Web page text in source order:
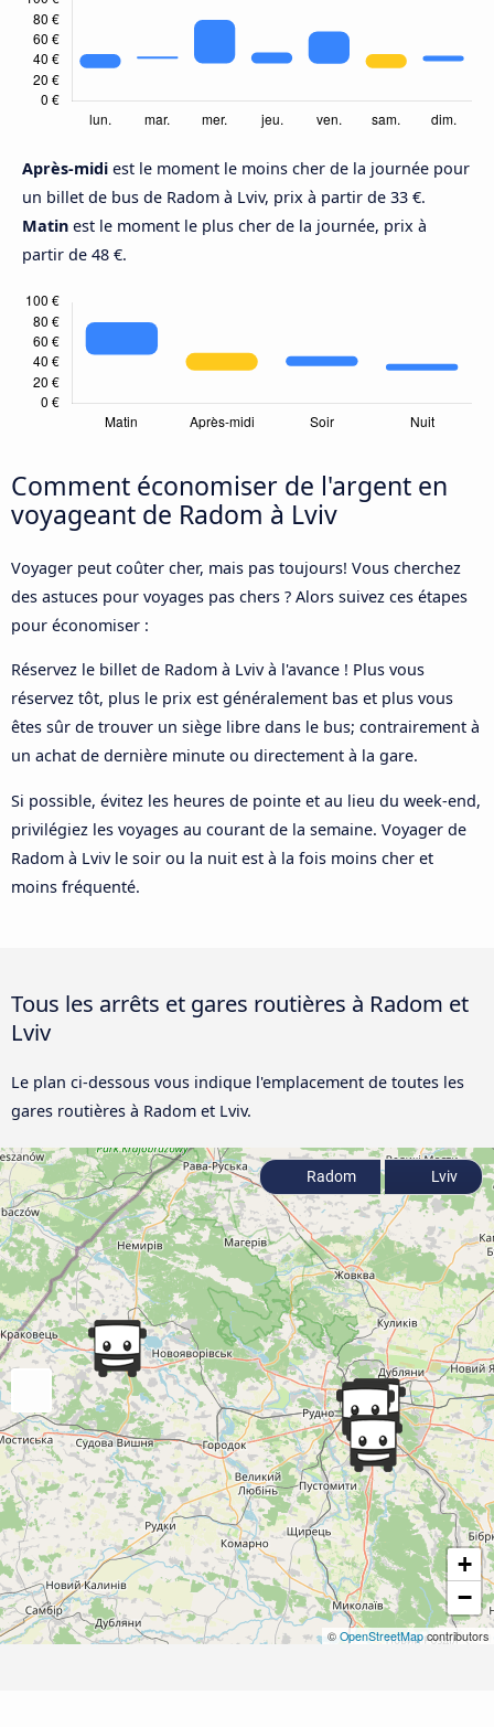
Après-midi est le moment le moins cher de la journée pour
un billet de bus de Radom à Lviv, prix à partir de 33 €.
Matin est le moment le plus cher de la journée, prix à
partir de 48 €.
Comment économiser de l'argent en
voyageant de Radom à Lviv
Voyager peut coûter cher, mais pas toujours! Vous cherchez
des astuces pour voyages pas chers ? Alors suivez ces étapes
pour économiser :
Réservez le billet de Radom à Lviv à l'avance ! Plus vous
réservez tôt, plus le prix est généralement bas et plus vous
êtes sûr de trouver un siège libre dans le bus; contrairement à
un achat de dernière minute ou directement à la gare.
Si possible, évitez les heures de pointe et au lieu du week-end,
privilégiez les voyages au courant de la semaine. Voyager de
Radom à Lviv le soir ou la nuit est à la fois moins cher et
moins fréquenté.
Tous les arrêts et gares routières à Radom et
Lviv
Le plan ci-dessous vous indique l'emplacement de toutes les
gares routières à Radom et Lviv.
+
−
© OpenStreetMapcontributors
Radom Lviv